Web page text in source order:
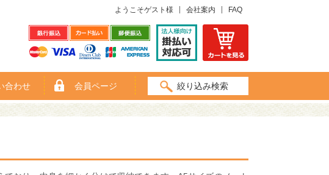
ようこそゲスト様 会社案内 FAQ
合わせ 会員ページ 絞り込み検索